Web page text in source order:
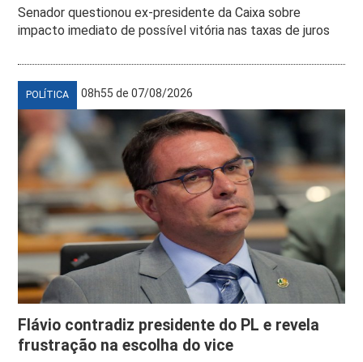
Senador questionou ex-presidente da Caixa sobre
impacto imediato de possível vitória nas taxas de juros
POLÍTICA 08h55 de 07/08/2026
Flávio contradiz presidente do PL e revela
frustração na escolha do vice